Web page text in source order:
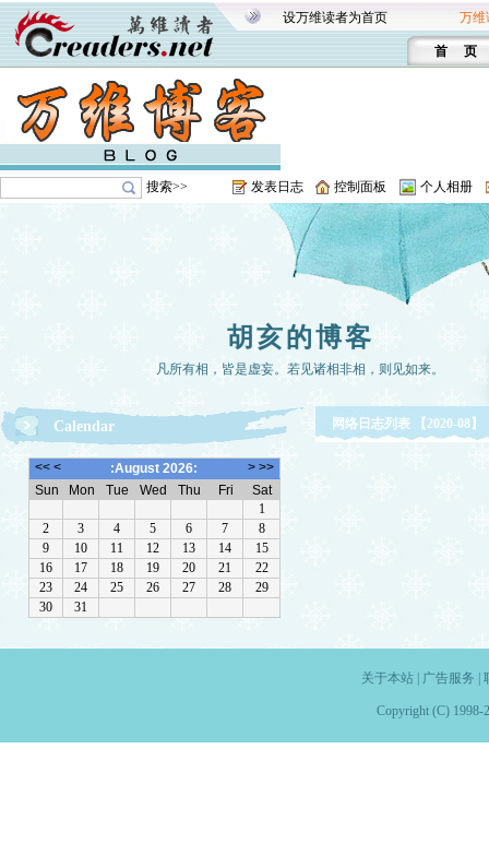
设万维读者为首页 万维
首 页
搜索>> 发表日志 控制面板 个人相册
胡亥的博客
凡所有相，皆是虚妄。若见诸相非相，则见如来。
Calendar 网络日志列表 【2020-08】
关于本站| 广告服务
Copyright (C) 1998-